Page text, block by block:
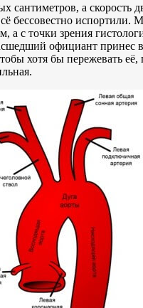
сантиметров, а
бессовестно испортили.
а с точки зрения
официант принес
хотя бы пережевать